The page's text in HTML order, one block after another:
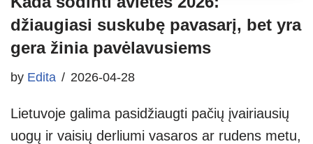
džiaugiasi suskubę pavasarį, bet yra
gera žinia pavėlavusiems
by Edita 2026-04-28
Lietuvoje galima pasidžiaugti pačių įvairiausių
uogų ir vaisių derliumi vasaros ar rudens metu,